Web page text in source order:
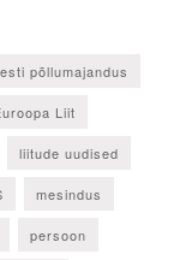
põllumajandus
Liit
liitude uudised
mesindus
persoon